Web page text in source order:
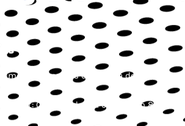
de provas de corrida de rua
CBAt: Corridas de rua cresceram 85% em